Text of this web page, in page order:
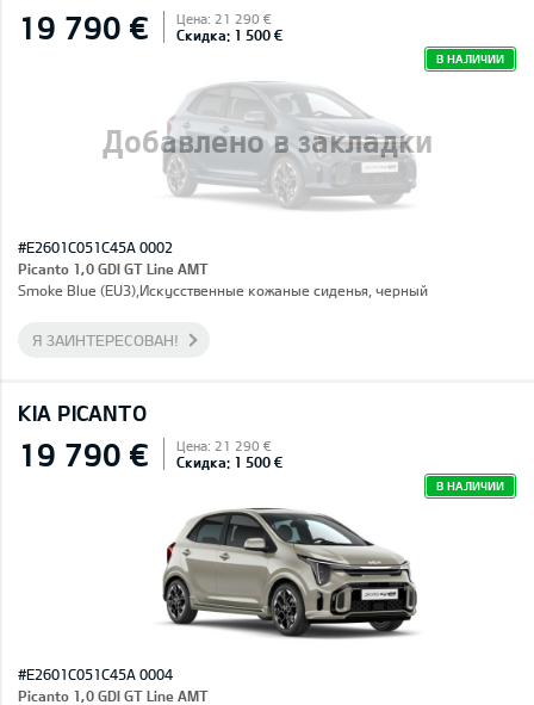
Добавлено в закладки
19 790 € Цена: 21 290 €
Скидка: 1 500 €
В НАЛИЧИИ
#E2601C051C45A 0002
Picanto 1,0 GDI GT Line AMT
Smoke Blue (EU3),Искусственные кожаные сиденья, черный
Я ЗАИНТЕРЕСОВАН!
KIA PICANTO
19 790 € Цена: 21 290 €
Скидка: 1 500 €
В НАЛИЧИИ
#E2601C051C45A 0004
Picanto 1,0 GDI GT Line AMT